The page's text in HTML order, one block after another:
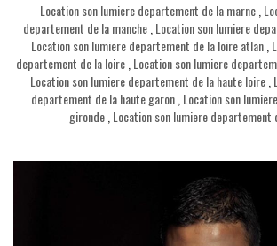
Location son lumiere departement de la marne,
departement de la manche, Location son lumiere
Location son lumiere departement de la loire atlan
departement de la loire, Location son lumiere
Location son lumiere departement de la haute loire,
departement de la haute garon Location son
gironde, Location son lumiere departement